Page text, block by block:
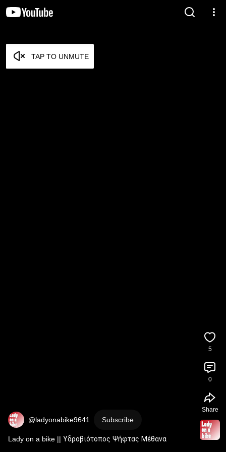
TAP TO UNMUTE
@ladyonabike9641 Subscribe
Lady on a bike || Υδροβιότοπος Ψήφτας Μέθανα
5
0
Share